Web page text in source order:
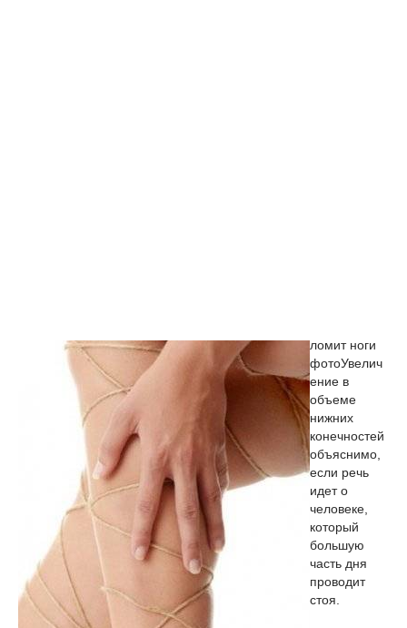
ломит ноги
фотоУвелич
ение в
объеме
нижних
конечностей
объяснимо,
если речь
идет о
человеке,
который
большую
часть дня
проводит
стоя.